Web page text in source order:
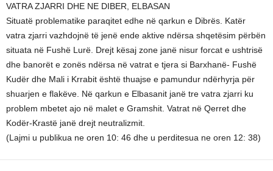
VATRA ZJARRI DHE NE DIBER, ELBASAN
Situatë problematike paraqitet edhe në qarkun e Dibrës. Katër
vatra zjarri vazhdojnë të jenë ende aktive ndërsa shqetësim përbën
situata në Fushë Lurë. Drejt kësaj zone janë nisur forcat e ushtrisë
dhe banorët e zonës ndërsa në vatrat e tjera si Barxhanë- Fushë
Kudër dhe Mali i Krrabit është thuajse e pamundur ndërhyrja për
shuarjen e flakëve. Në qarkun e Elbasanit janë tre vatra zjarri ku
problem mbetet ajo në malet e Gramshit. Vatrat në Qerret dhe
Kodër-Krastë janë drejt neutralizmit.
(Lajmi u publikua ne oren 10: 46 dhe u perditesua ne oren 12: 38)